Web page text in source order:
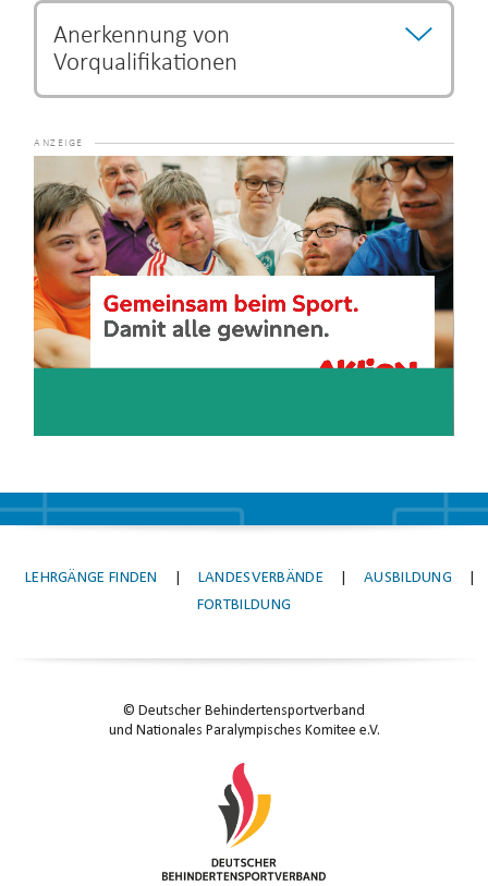
Anerkennung von
Vorqualifikationen
beizufügen sind:
Abschlusszeugnis/Urkunde der Physiotherapeuten-
Ausbildung
Player
LEHRGÄNGE FINDEN LANDESVERBÄNDE AUSBILDUNG
FORTBILDUNG
© Deutscher Behindertensportverband
und Nationales Paralympisches Komitee e.V.